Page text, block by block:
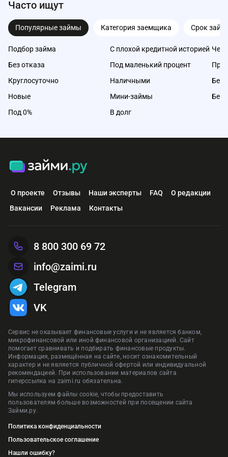
Часто ищут
Популярные займы Категория заемщика Срок
Подбор займа
Без отказа
Круглосуточно
Новые
Под 0%
С плохой кредитной историей
Под маленький процент
Наличными
Мини-займы
В долг
Без
Без
О проекте Отзывы Наши эксперты FAQ
О редакции
Вакансии
Реклама Контакты
Сервис не оказывает финансовые услуги и не является банком,
микрофинансовой или иной финансовой организацией. Сайт
помогает сравнивать и подбирать финансовые продукты.
Информация, размещённая на сайте, носит ознакомительный
характер и не является публичной офертой или индивидуальной
рекомендацией. При использовании материалов сайта
гиперссылка на zaimi.ru обязательна.
Мы используем файлы cookie, чтобы предоставить
пользователям больше возможностей при посещении сайта
Займи.ру.
Политика конфиденциальности
Пользовательское соглашение
Нашли ошибку?
8 800 300 69 72
info@zaimi.ru
Telegram
VK